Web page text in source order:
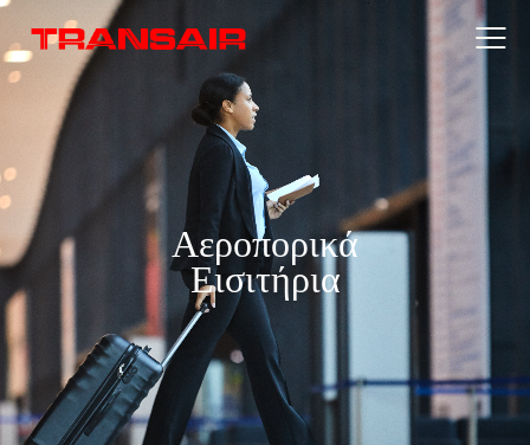
Αεροπορικά
Εισιτήρια